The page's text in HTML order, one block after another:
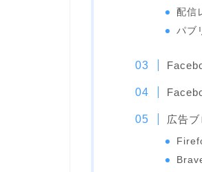
配信
パブ
広告